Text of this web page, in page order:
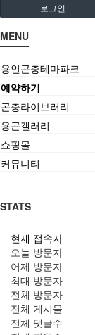
로그인
MENU
용인곤충테마파크
예약하기
곤충라이브러리
용곤갤러리
쇼핑몰
커뮤니티
STATS
현재 접속자
오늘 방문자
어제 방문자
최대 방문자
전체 방문자
전체 게시물
전체 댓글수